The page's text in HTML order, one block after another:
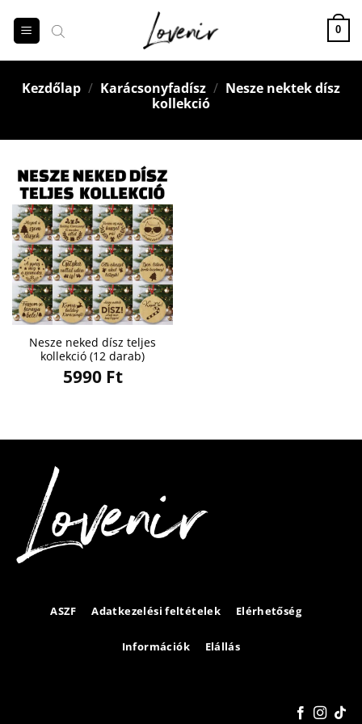
content
0
Kezdőlap / Karácsonyfadísz / Nesze nektek dísz
kollekció
Nesze neked dísz teljes
kollekció (12 darab)
5990 Ft
ASZF Adatkezelési feltételek Elérhetőség
Információk Elállás